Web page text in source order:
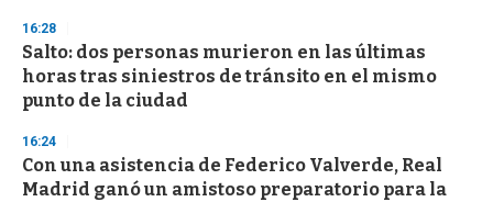
16:28
Salto: dos personas murieron en las últimas
horas tras siniestros de tránsito en el mismo
punto de la ciudad
16:24
Con una asistencia de Federico Valverde, Real
Madrid ganó un amistoso preparatorio para la